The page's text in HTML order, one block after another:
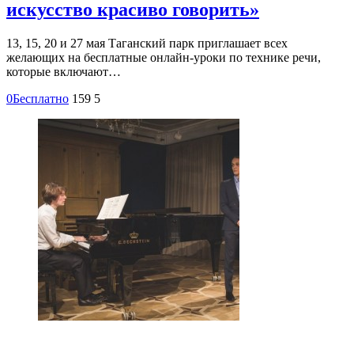
искусство красиво говорить»
13, 15, 20 и 27 мая Таганский парк приглашает всех
желающих на бесплатные онлайн-уроки по технике речи,
которые включают…
0Бесплатно 159 5